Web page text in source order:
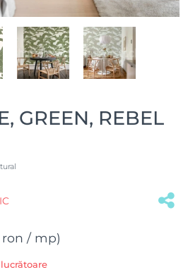
GREEN, REBEL
/ mp)
lucrătoare